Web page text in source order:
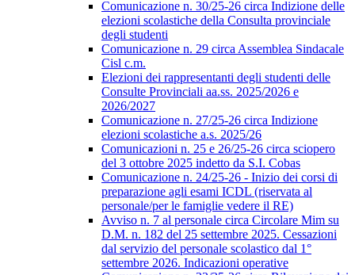
Comunicazione n. 30/25-26 circa Indizione delle
elezioni scolastiche della Consulta provinciale
degli studenti
Comunicazione n. 29 circa Assemblea Sindacale
Cisl c.m.
Elezioni dei rappresentanti degli studenti delle
Consulte Provinciali aa.ss. 2025/2026 e
2026/2027
Comunicazione n. 27/25-26 circa Indizione
elezioni scolastiche a.s. 2025/26
Comunicazioni n. 25 e 26/25-26 circa sciopero
del 3 ottobre 2025 indetto da S.I. Cobas
Comunicazione n. 24/25-26 - Inizio dei corsi di
preparazione agli esami ICDL (riservata al
personale/per le famiglie vedere il RE)
Avviso n. 7 al personale circa Circolare Mim su
D.M. n. 182 del 25 settembre 2025. Cessazioni
dal servizio del personale scolastico dal 1°
settembre 2026. Indicazioni operative